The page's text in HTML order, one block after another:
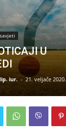
U
iur. - 21. veljače 2020.